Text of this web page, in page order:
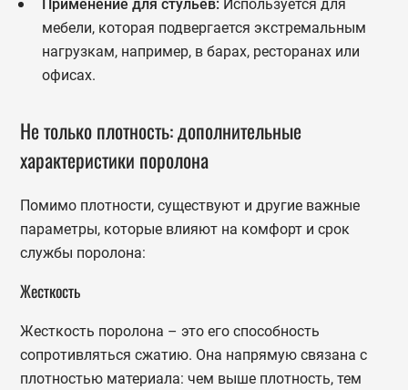
мебели, которая подвергается экстремальным
нагрузкам, например, в барах, ресторанах или
офисах.
Не только плотность: дополнительные
характеристики поролона
Помимо плотности, существуют и другие важные
параметры, которые влияют на комфорт и срок
службы поролона:
Жесткость
Жесткость поролона – это его способность
сопротивляться сжатию. Она напрямую связана с
плотностью материала: чем выше плотность, тем